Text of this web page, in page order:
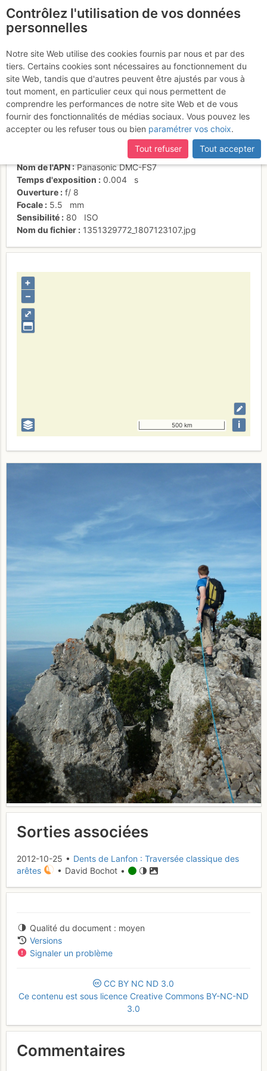
Première dent ?
Activités
Date/heure
25 oct. 2012 15:31
Contributeur
David Bochot
individuel (CC by-nc-nd)
Nom de l'APN
Panasonic DMC-FS7
Temps d'exposition
0.004
s
Ouverture
f/ 8
Focale
5.5
mm
Sensibilité
80
ISO
Nom du fichier
1351329772_1807123107.jpg
⤢
+
–
500 km i
Sorties associées
2012-10-25 • Dents de Lanfon : Traversée classique des
arêtes
• David Bochot •
Qualité du document
moyen
Versions
Signaler un problème
CC BY NC ND 3.0
Ce contenu est sous licence Creative Commons BY-NC-ND
3.0
Commentaires
Contrôlez l'utilisation de vos données
personnelles
Notre site Web utilise des cookies fournis par nous et par des
tiers. Certains cookies sont nécessaires au fonctionnement du
site Web, tandis que d'autres peuvent être ajustés par vous à
tout moment, en particulier ceux qui nous permettent de
comprendre les performances de notre site Web et de vous
fournir des fonctionnalités de médias sociaux. Vous pouvez les
accepter ou les refuser tous ou bien paramétrer vos choix.
Tout refuser
Tout accepter